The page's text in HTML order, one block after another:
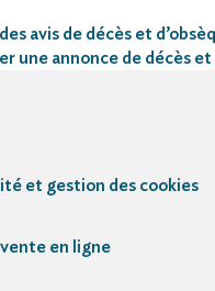
avis de décès et
une annonce de décès
et gestion des cookies
en ligne